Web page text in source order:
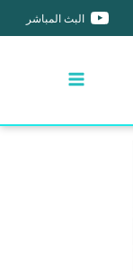
البث المباشر